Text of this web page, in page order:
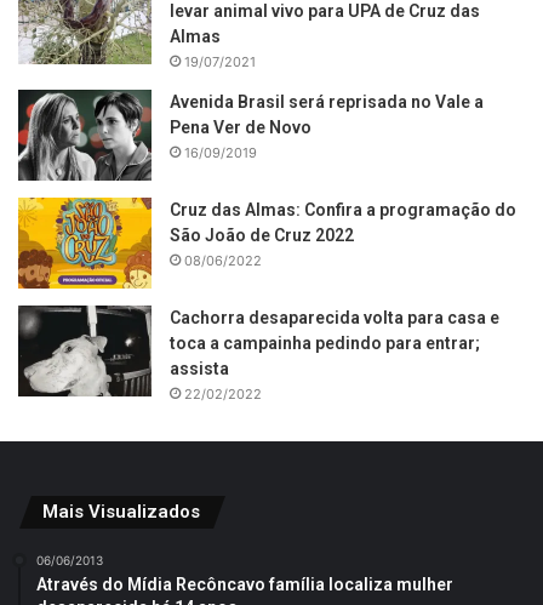
levar animal vivo para UPA de Cruz das
Almas
19/07/2021
Avenida Brasil será reprisada no Vale a
Pena Ver de Novo
16/09/2019
Cruz das Almas: Confira a programação do
São João de Cruz 2022
08/06/2022
Cachorra desaparecida volta para casa e
toca a campainha pedindo para entrar;
assista
22/02/2022
Mais Visualizados
06/06/2013
Através do Mídia Recôncavo família localiza mulher